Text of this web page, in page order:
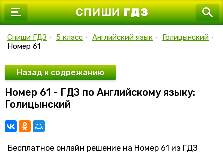
7 класс
9 класс
10 класс
11 класс
Спиши ГДЗ • 5 класс • Английский язык • Голицынский •
Номер 61
Назад к содрежанию
Номер 61 - ГДЗ по Английскому языку:
Голицынский
Бесплатное онлайн решение на Номер 61 из ГДЗ